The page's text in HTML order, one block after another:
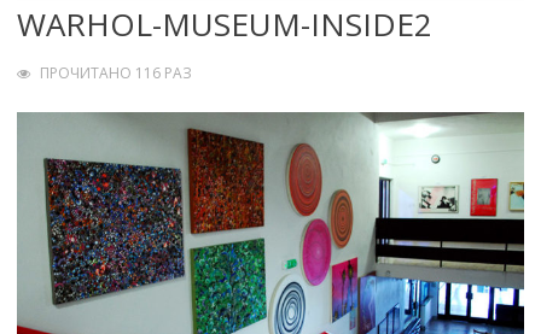
WARHOL-MUSEUM-INSIDE2
ПРОЧИТАНО 116 РАЗ